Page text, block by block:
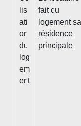
lis
ati
on
du
log
em
ent
fait du
logement sa
résidence
principale